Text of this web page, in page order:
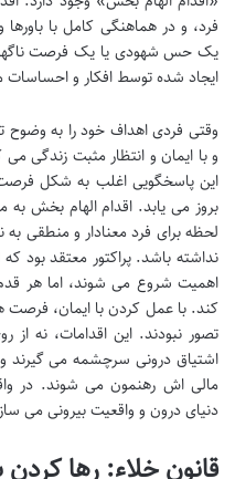
فرد، و در هماهنگی کامل با
یک حس شهودی یا یک فرصت
ایجاد شده توسط افکار و
وقتی فردی اهداف خود را به
و با ایمان و انتظار مثبت زندگی
این پاسخگویی اغلب به شکل فرصت
بروز می یابد. اقدام الهام بخش
لحظه برای فرد معنادار و منطقی
نداشته باشد. پراکتور معتقد بود
اهمیت شروع می شوند، اما هر
کند. با عمل کردن با ایمان،
تصور نبودند. این اقدامات، نه
اشتیاق درونی سرچشمه می گیرند
مالی اش رهنمون می شوند. در
دنیای درون و واقعیت بیرونی می
قانون خلاء: رها